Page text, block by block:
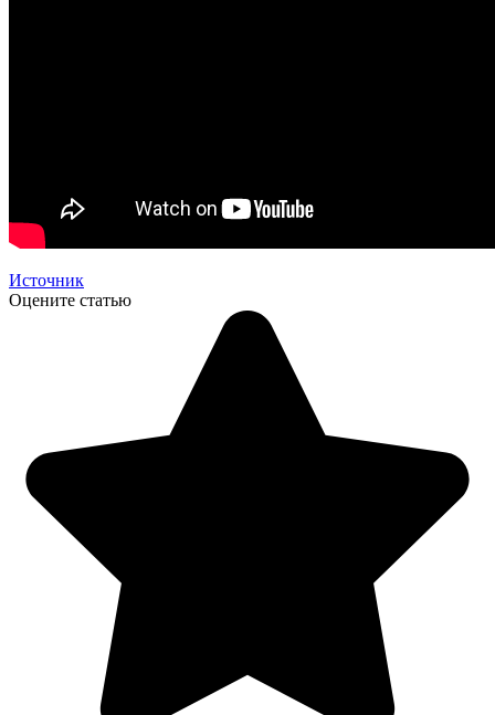
Источник
Оцените статью